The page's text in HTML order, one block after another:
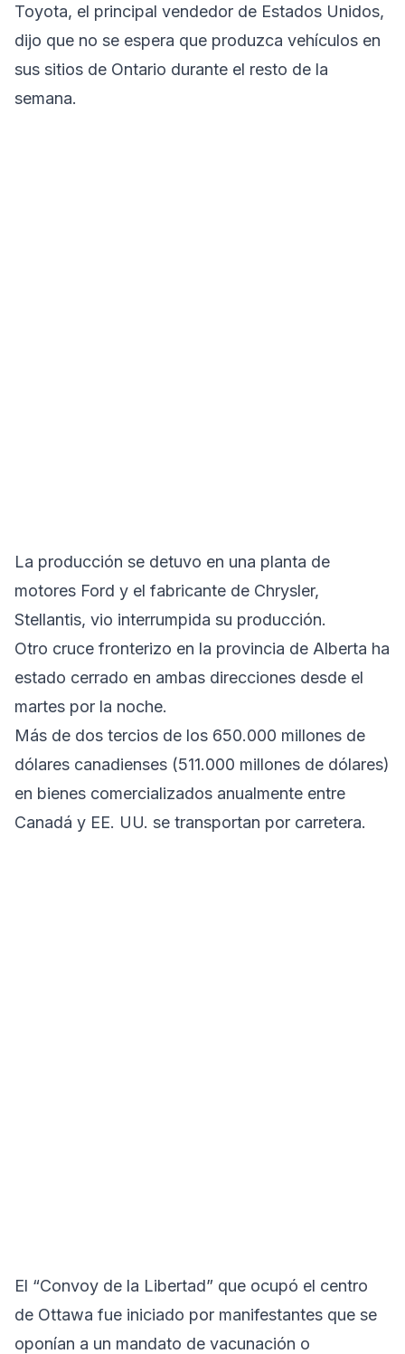
Toyota, el principal vendedor de Estados Unidos,
dijo que no se espera que produzca vehículos en
sus sitios de Ontario durante el resto de la
semana.
La producción se detuvo en una planta de
motores Ford y el fabricante de Chrysler,
Stellantis, vio interrumpida su producción.
Otro cruce fronterizo en la provincia de Alberta ha
estado cerrado en ambas direcciones desde el
martes por la noche.
Más de dos tercios de los 650.000 millones de
dólares canadienses (511.000 millones de dólares)
en bienes comercializados anualmente entre
Canadá y EE. UU. se transportan por carretera.
El “Convoy de la Libertad” que ocupó el centro
de Ottawa fue iniciado por manifestantes que se
oponían a un mandato de vacunación o